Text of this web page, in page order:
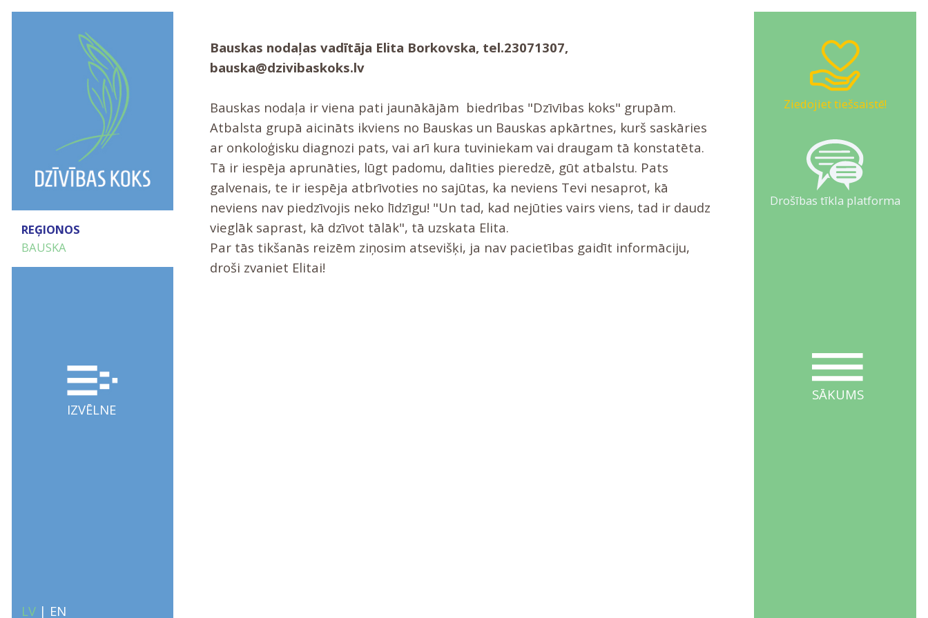
Ziedojiet tiešsaistē!
Drošības tīkla platforma
SĀKUMS
REĢIONOS
BAUSKA
IZVĒLNE
LV| EN
Bauskas nodaļas vadītāja Elita Borkovska, tel.23071307,
bauska@dzivibaskoks.lv
Bauskas nodaļa ir viena pati jaunākājām biedrības "Dzīvības koks" grupām.
Atbalsta grupā aicināts ikviens no Bauskas un Bauskas apkārtnes, kurš saskāries
ar onkoloģisku diagnozi pats, vai arī kura tuviniekam vai draugam tā konstatēta.
Tā ir iespēja aprunāties, lūgt padomu, dalīties pieredzē, gūt atbalstu. Pats
galvenais, te ir iespēja atbrīvoties no sajūtas, ka neviens Tevi nesaprot, kā
neviens nav piedzīvojis neko līdzīgu! "Un tad, kad nejūties vairs viens, tad ir daudz
vieglāk saprast, kā dzīvot tālāk", tā uzskata Elita.
Par tās tikšanās reizēm ziņosim atsevišķi, ja nav pacietības gaidīt informāciju,
droši zvaniet Elitai!